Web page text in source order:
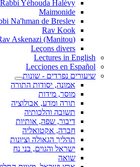
Rabbi Yéhouda Halévy
Maimonide
Na'hman de Breslev
Rav Kook
(Rav Askenazi (Manitou
Leçons divers
Lectures in English
Lecciones en Español
שיעורים נפרדים - שונות
אמונה, יסודות התורה
מוסר, מידות
תורה ומדע, אבולוציה
תשובה והלכותיה
דיבור, שפה, אותיות
חברה, אקטואליה
תהליך הגאולה וציונות
ישראל והגוים, בני נח
שואה